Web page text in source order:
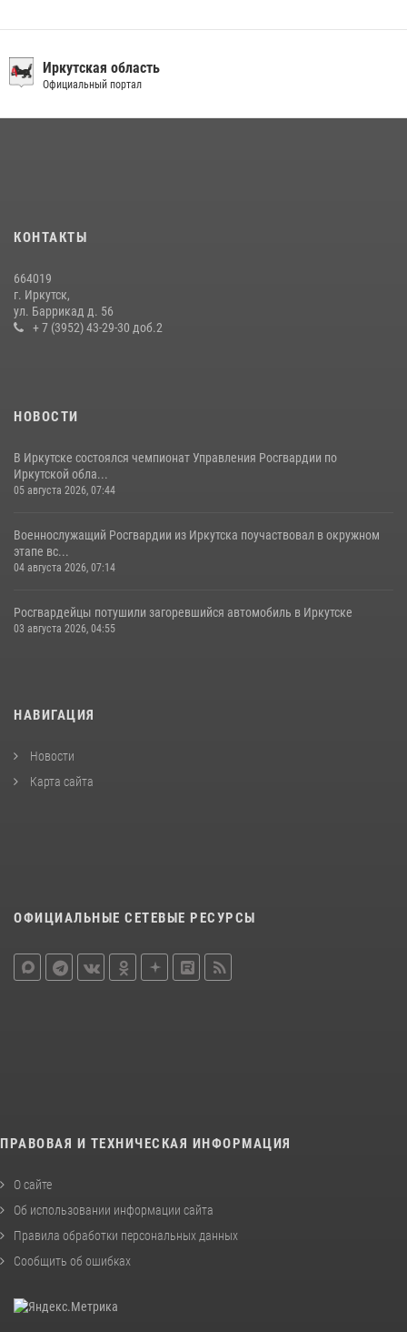
подозреваемые в совершении тяжких и особо тяжких преступлений
07 июля 2026, 08:35
При содействии Росгвардии в Иркутске пресечена деятельность
преступной группы, организовавшей бизнес по оказанию интим-
услуг
Иркутская область
Официальный портал
КОНТАКТЫ
664019
г. Иркутск,
ул. Баррикад д. 56
+ 7 (3952) 43-29-30 доб.2
НОВОСТИ
В Иркутске состоялся чемпионат Управления Росгвардии по
Иркутской обла...
05 августа 2026, 07:44
Военнослужащий Росгвардии из Иркутска поучаствовал в окружном
этапе вс...
04 августа 2026, 07:14
Росгвардейцы потушили загоревшийся автомобиль в Иркутске
03 августа 2026, 04:55
НАВИГАЦИЯ
Новости
Карта сайта
ОФИЦИАЛЬНЫЕ СЕТЕВЫЕ РЕСУРСЫ
ПРАВОВАЯ И ТЕХНИЧЕСКАЯ ИНФОРМАЦИЯ
О сайте
Об использовании информации сайта
Правила обработки персональных данных
Сообщить об ошибках